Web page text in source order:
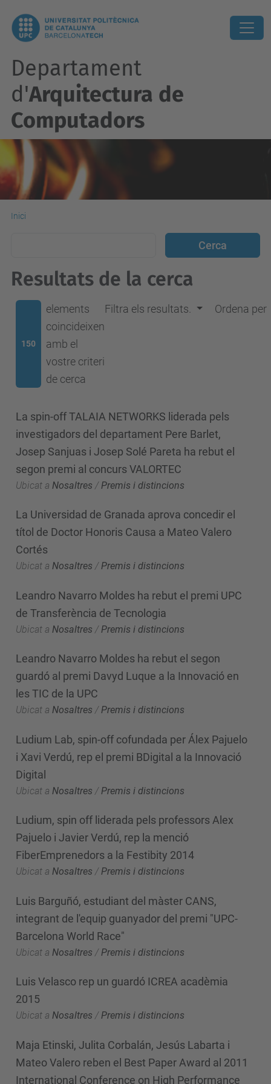
Departament
d'Arquitectura de
Computadors
Inici
Resultats de la cerca
150
elements
coincideixen
amb el
vostre criteri
de cerca
Filtra els resultats. Ordena per
La spin-off TALAIA NETWORKS liderada pels
investigadors del departament Pere Barlet,
Josep Sanjuas i Josep Solé Pareta ha rebut el
segon premi al concurs VALORTEC
Ubicat a Nosaltres / Premis i distincions
La Universidad de Granada aprova concedir el
títol de Doctor Honoris Causa a Mateo Valero
Cortés
Ubicat a Nosaltres /Premis i distincions
Leandro Navarro Moldes ha rebut el premi UPC
de Transferència de Tecnologia
Ubicat a Nosaltres / Premis i distincions
Leandro Navarro Moldes ha rebut el segon
guardó al premi Davyd Luque a la Innovació en
les TIC de la UPC
Ubicat a Nosaltres /Premis i distincions
Ludium Lab, spin-off cofundada per Álex Pajuelo
i Xavi Verdú, rep el premi BDigital a la Innovació
Digital
Ubicat a Nosaltres / Premis i distincions
Ludium, spin off liderada pels professors Alex
Pajuelo i Javier Verdú, rep la menció
FiberEmprenedors a la Festibity 2014
Ubicat a Nosaltres /Premis i distincions
Luis Barguñó, estudiant del màster CANS,
integrant de l'equip guanyador del premi "UPC-
Barcelona World Race"
Ubicat a Nosaltres / Premis i distincions
Luis Velasco rep un guardó ICREA acadèmia
2015
Ubicat a Nosaltres /Premis i distincions
Maja Etinski, Julita Corbalán, Jesús Labarta i
Mateo Valero reben el Best Paper Award al 2011
International Conference on High Performance